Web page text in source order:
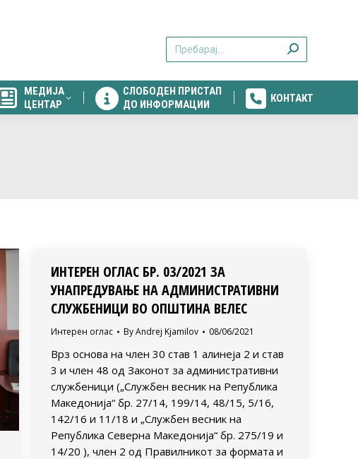
МЕДИЈА
ЦЕНТАР
СЛОБОДЕН ПРИСТАП
ДО ИНФОРМАЦИИ
КОНТАКТ
ИНТЕРЕН ОГЛАС БР. 03/2021 ЗА
УНАПРЕДУВАЊЕ НА АДМИНИСТРАТИВНИ
СЛУЖБЕНИЦИ ВО ОПШТИНА ВЕЛЕС
Интерен оглас ByAndrej Kjamilov 08/06/2021
Врз основа на член 30 став 1 алинеја 2 и став
3 и член 48 од Законот за административни
службеници („Службен весник на Република
Македонија“ бр. 27/14, 199/14, 48/15, 5/16,
142/16 и 11/18 и „Службен весник на
Република Северна Македонија“ бр. 275/19 и
14/20 ), член 2 од Правилникот за формата и